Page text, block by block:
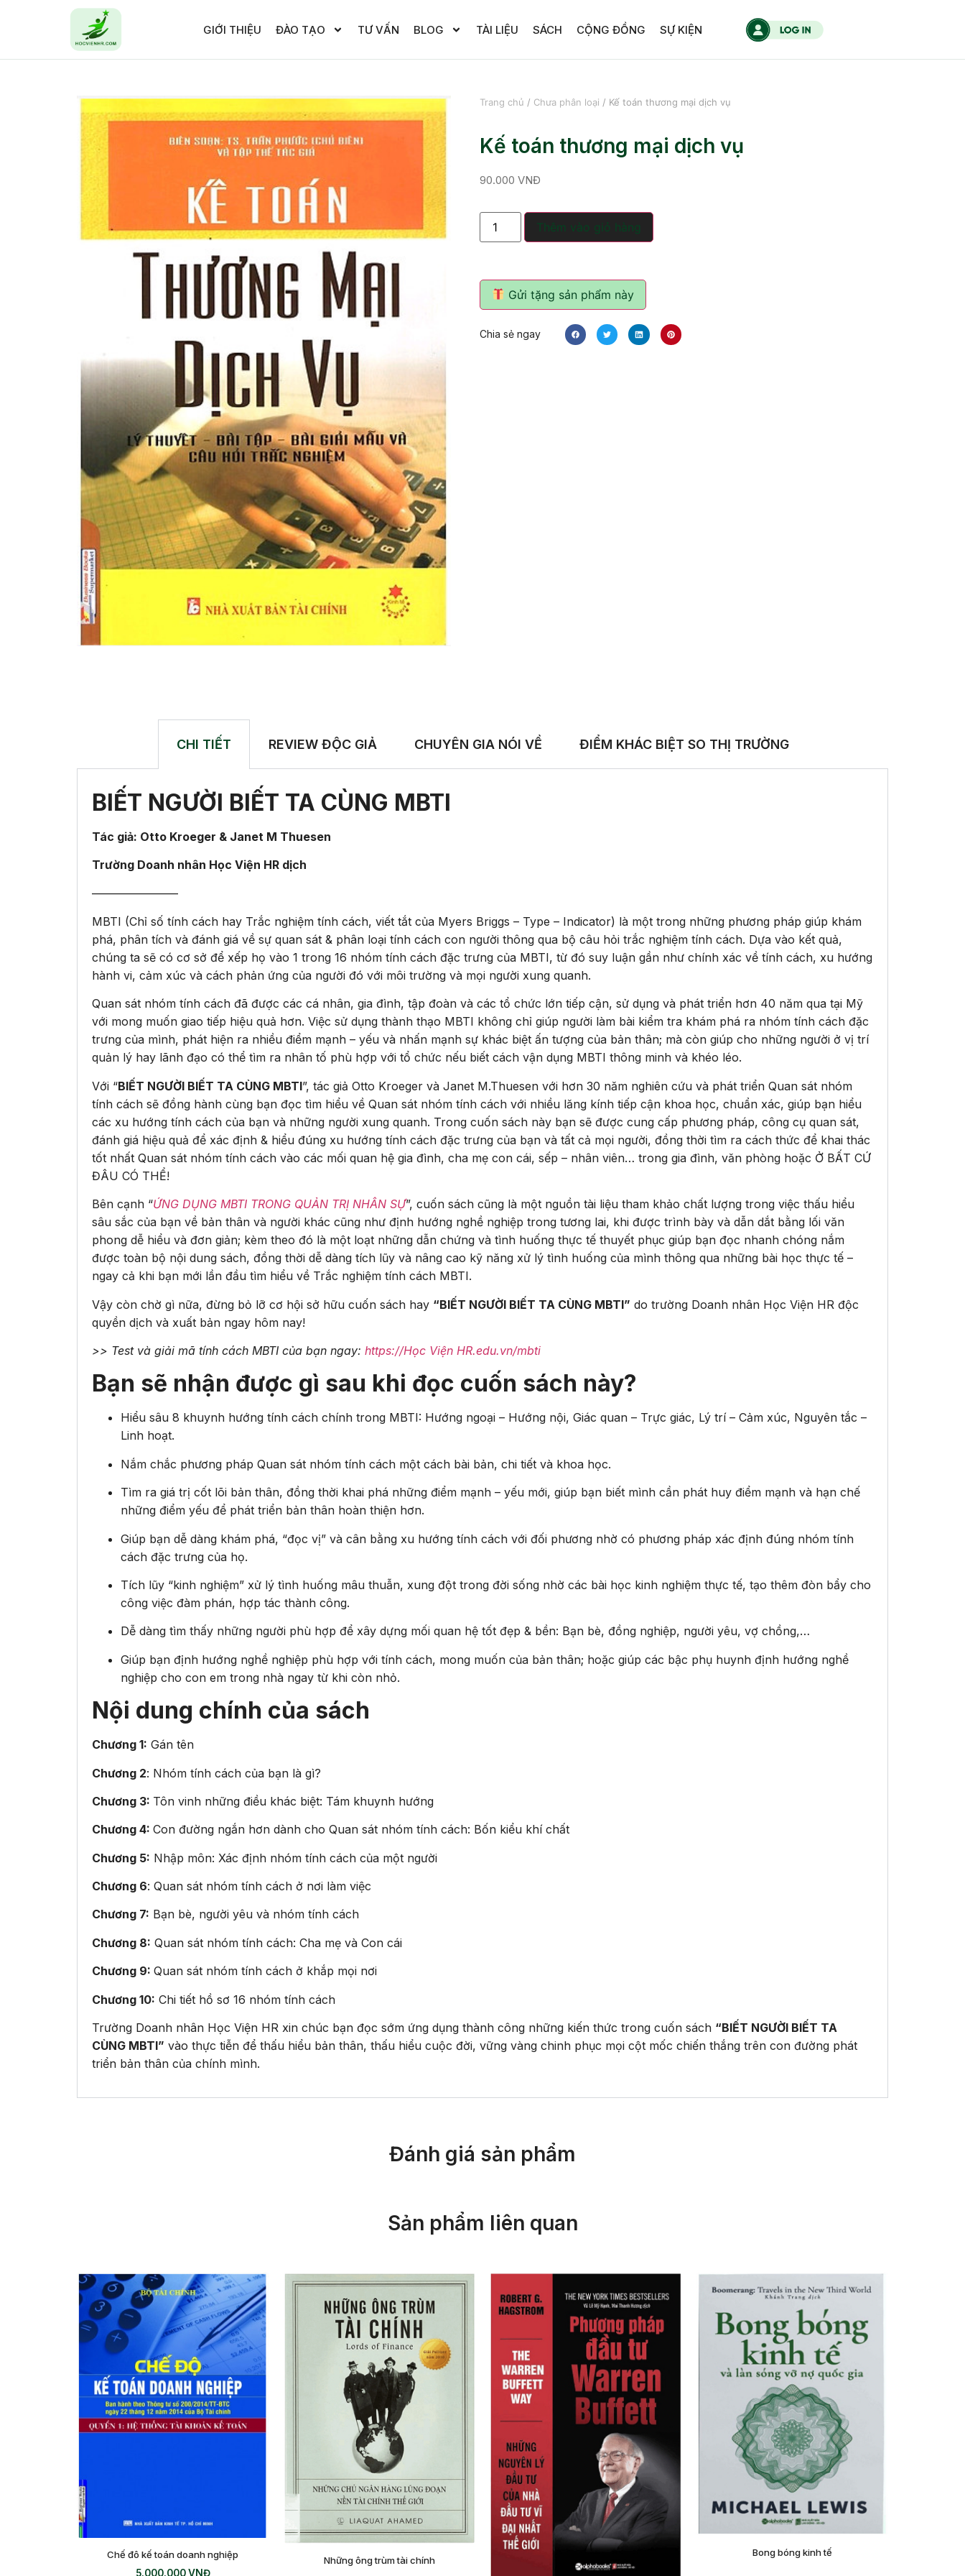
GIỚI THIỆU ĐÀO TẠO TƯ VẤN BLOG TÀI LIỆU SÁCH CỘNG ĐỒNG SỰ KIỆN
Trang chủ / Chưa phân loại / Kế toán thương mại dịch vụ
Kế toán thương mại dịch vụ
90.000 VNĐ
Thêm vào giỏ hàng
Gửi tặng sản phẩm này
Chia sẻ ngay
CHI TIẾT REVIEW ĐỘC GIẢ CHUYÊN GIA NÓI VỀ ĐIỂM KHÁC BIỆT SO THỊ TRƯỜNG
BIẾT NGƯỜI BIẾT TA CÙNG MBTI
Tác giả: Otto Kroeger & Janet M Thuesen
Trường Doanh nhân Học Viện HR dịch
———————–
MBTI (Chỉ số tính cách hay Trắc nghiệm tính cách, viết tắt của Myers Briggs – Type – Indicator) là một trong những phương pháp giúp khám
phá, phân tích và đánh giá về sự quan sát & phân loại tính cách con người thông qua bộ câu hỏi trắc nghiệm tính cách. Dựa vào kết quả,
chúng ta sẽ có cơ sở để xếp họ vào 1 trong 16 nhóm tính cách đặc trưng của MBTI, từ đó suy luận gần như chính xác về tính cách, xu hướng
hành vi, cảm xúc và cách phản ứng của người đó với môi trường và mọi người xung quanh.
Quan sát nhóm tính cách đã được các cá nhân, gia đình, tập đoàn và các tổ chức lớn tiếp cận, sử dụng và phát triển hơn 40 năm qua tại Mỹ
với mong muốn giao tiếp hiệu quả hơn. Việc sử dụng thành thạo MBTI không chỉ giúp người làm bài kiểm tra khám phá ra nhóm tính cách đặc
trưng của mình, phát hiện ra nhiều điểm mạnh – yếu và nhấn mạnh sự khác biệt ấn tượng của bản thân; mà còn giúp cho những người ở vị trí
quản lý hay lãnh đạo có thể tìm ra nhân tố phù hợp với tổ chức nếu biết cách vận dụng MBTI thông minh và khéo léo.
Với “BIẾT NGƯỜI BIẾT TA CÙNG MBTI”, tác giả Otto Kroeger và Janet M.Thuesen với hơn 30 năm nghiên cứu và phát triển Quan sát nhóm
tính cách sẽ đồng hành cùng bạn đọc tìm hiểu về Quan sát nhóm tính cách với nhiều lăng kính tiếp cận khoa học, chuẩn xác, giúp bạn hiểu
các xu hướng tính cách của bạn và những người xung quanh. Trong cuốn sách này bạn sẽ được cung cấp phương pháp, công cụ quan sát,
đánh giá hiệu quả để xác định & hiểu đúng xu hướng tính cách đặc trưng của bạn và tất cả mọi người, đồng thời tìm ra cách thức để khai thác
tốt nhất Quan sát nhóm tính cách vào các mối quan hệ gia đình, cha mẹ con cái, sếp – nhân viên… trong gia đình, văn phòng hoặc Ở BẤT CỨ
ĐÂU CÓ THỂ!
Bên cạnh “ỨNG DỤNG MBTI TRONG QUẢN TRỊ NHÂN SỰ”, cuốn sách cũng là một nguồn tài liệu tham khảo chất lượng trong việc thấu hiểu
sâu sắc của bạn về bản thân và người khác cũng như định hướng nghề nghiệp trong tương lai, khi được trình bày và dẫn dắt bằng lối văn
phong dễ hiểu và đơn giản; kèm theo đó là một loạt những dẫn chứng và tình huống thực tế thuyết phục giúp bạn đọc nhanh chóng nắm
được toàn bộ nội dung sách, đồng thời dễ dàng tích lũy và nâng cao kỹ năng xử lý tình huống của mình thông qua những bài học thực tế –
ngay cả khi bạn mới lần đầu tìm hiểu về Trắc nghiệm tính cách MBTI.
Vậy còn chờ gì nữa, đừng bỏ lỡ cơ hội sở hữu cuốn sách hay “BIẾT NGƯỜI BIẾT TA CÙNG MBTI” do trường Doanh nhân Học Viện HR độc
quyền dịch và xuất bản ngay hôm nay!
>> Test và giải mã tính cách MBTI của bạn ngay: https://Học Viện HR.edu.vn/mbti
Bạn sẽ nhận được gì sau khi đọc cuốn sách này?
Hiểu sâu 8 khuynh hướng tính cách chính trong MBTI: Hướng ngoại – Hướng nội, Giác quan – Trực giác, Lý trí – Cảm xúc, Nguyên tắc –
Linh hoạt.
Nắm chắc phương pháp Quan sát nhóm tính cách một cách bài bản, chi tiết và khoa học.
Tìm ra giá trị cốt lõi bản thân, đồng thời khai phá những điểm mạnh – yếu mới, giúp bạn biết mình cần phát huy điểm mạnh và hạn chế
những điểm yếu để phát triển bản thân hoàn thiện hơn.
Giúp bạn dễ dàng khám phá, “đọc vị” và cân bằng xu hướng tính cách với đối phương nhờ có phương pháp xác định đúng nhóm tính
cách đặc trưng của họ.
Tích lũy “kinh nghiệm” xử lý tình huống mâu thuẫn, xung đột trong đời sống nhờ các bài học kinh nghiệm thực tế, tạo thêm đòn bẩy cho
công việc đàm phán, hợp tác thành công.
Dễ dàng tìm thấy những người phù hợp để xây dựng mối quan hệ tốt đẹp & bền: Bạn bè, đồng nghiệp, người yêu, vợ chồng,…
Giúp bạn định hướng nghề nghiệp phù hợp với tính cách, mong muốn của bản thân; hoặc giúp các bậc phụ huynh định hướng nghề
nghiệp cho con em trong nhà ngay từ khi còn nhỏ.
Nội dung chính của sách
Chương 1: Gán tên
Chương 2: Nhóm tính cách của bạn là gì?
Chương 3: Tôn vinh những điều khác biệt: Tám khuynh hướng
Chương 4: Con đường ngắn hơn dành cho Quan sát nhóm tính cách: Bốn kiểu khí chất
Chương 5: Nhập môn: Xác định nhóm tính cách của một người
Chương 6: Quan sát nhóm tính cách ở nơi làm việc
Chương 7: Bạn bè, người yêu và nhóm tính cách
Chương 8: Quan sát nhóm tính cách: Cha mẹ và Con cái
Chương 9: Quan sát nhóm tính cách ở khắp mọi nơi
Chương 10: Chi tiết hồ sơ 16 nhóm tính cách
Trường Doanh nhân Học Viện HR xin chúc bạn đọc sớm ứng dụng thành công những kiến thức trong cuốn sách “BIẾT NGƯỜI BIẾT TA
CÙNG MBTI” vào thực tiễn để thấu hiểu bản thân, thấu hiểu cuộc đời, vững vàng chinh phục mọi cột mốc chiến thắng trên con đường phát
triển bản thân của chính mình.
Đánh giá sản phẩm
Sản phẩm liên quan
Chế đô kế toán doanh nghiệp
5.000.000VNĐ
Những ông trùm tài chính
Bong bóng kinh tế